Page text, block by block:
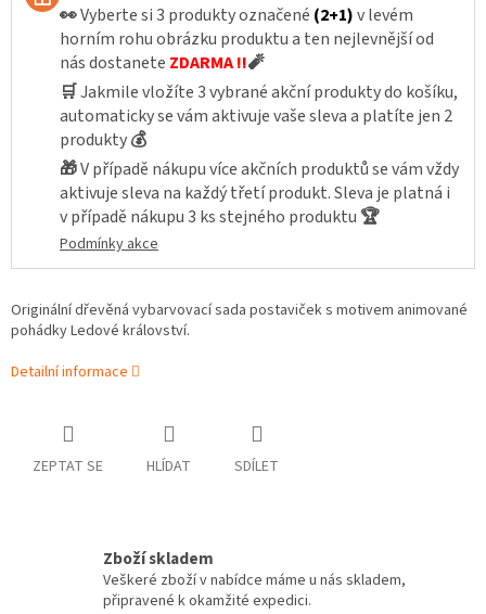
👀Vyberte si 3 produkty označené (2+1)v levém
horním rohu obrázku produktu a ten nejlevnější od
nás dostanete ZDARMA !!🧨
🛒Jakmile vložíte 3 vybrané akční produkty do košíku,
automaticky se vám aktivuje vaše sleva a platíte jen 2
produkty💰
🎁V případě nákupu více akčních produktů se vám vždy
aktivuje sleva na každý třetí produkt. Sleva je platná i
v případě nákupu 3 ks stejného produktu 🏆
Podmínky akce
Originální dřevěná vybarvovací sada postaviček s motivem animované
pohádky Ledové království.
Detailní informace
ZEPTAT SE HLÍDAT SDÍLET
Zboží skladem
Veškeré zboží v nabídce máme u nás skladem,
připravené k okamžité expedici.